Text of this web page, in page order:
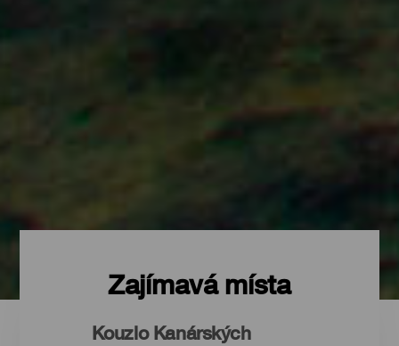
Zajímavá místa
Kouzlo Kanárských